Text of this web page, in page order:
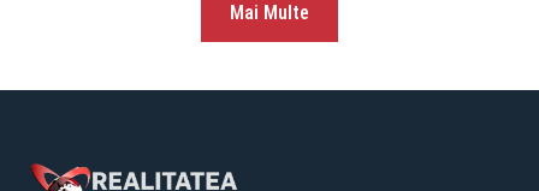
Mai Multe